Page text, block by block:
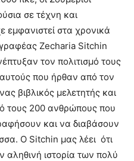
σε τέχνη και
εμφανιστεί στα χρονικά
Zecharia Sitchin
τον πολιτισμό τους
που ήρθαν από τον
βιβλικός μελετητής και
τους 200 ανθρώπους που
και να διαβάσουν
Ο Sitchin μας λέει ότι
αληθινή ιστορία των πολύ